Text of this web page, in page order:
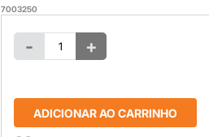
7003250
- +
ADICIONAR AO CARRINHO